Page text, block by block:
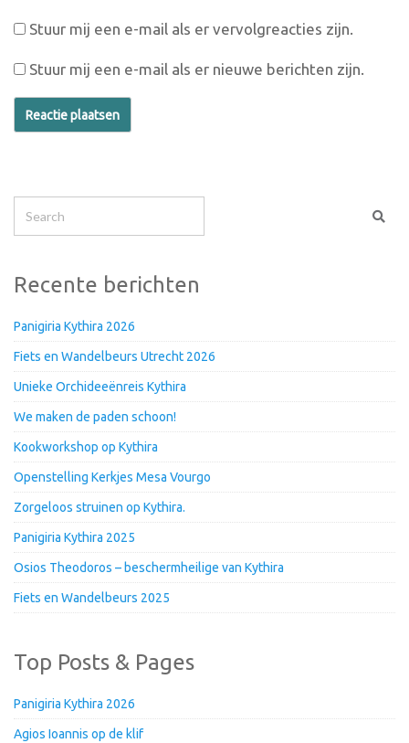
Stuur mij een e-mail als er vervolgreacties zijn.
Stuur mij een e-mail als er nieuwe berichten zijn.
Recente berichten
Panigiria Kythira 2026
Fiets en Wandelbeurs Utrecht 2026
Unieke Orchideeënreis Kythira
We maken de paden schoon!
Kookworkshop op Kythira
Openstelling Kerkjes Mesa Vourgo
Zorgeloos struinen op Kythira.
Panigiria Kythira 2025
Osios Theodoros – beschermheilige van Kythira
Fiets en Wandelbeurs 2025
Top Posts & Pages
Panigiria Kythira 2026
Agios Ioannis op de klif